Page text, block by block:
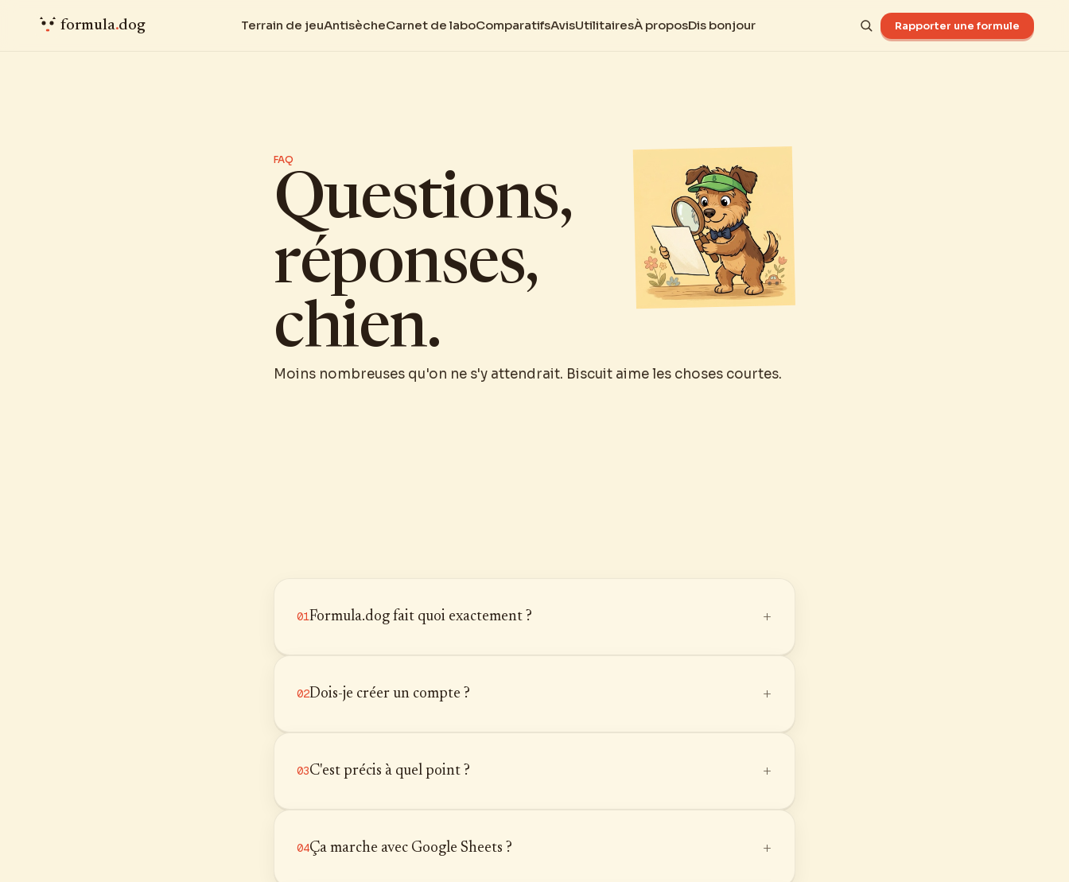
formula.dog Terrain de jeuAntisècheCarnet de laboComparatifsAvisUtilitairesÀ proposDis bonjour Rapporter une formule
FAQ
Questions,
réponses,
chien.
Moins nombreuses qu'on ne s'y attendrait. Biscuit aime les choses courtes.
01Formula.dog fait quoi exactement ? +
02Dois-je créer un compte ? +
03C'est précis à quel point ? +
04Ça marche avec Google Sheets ? +